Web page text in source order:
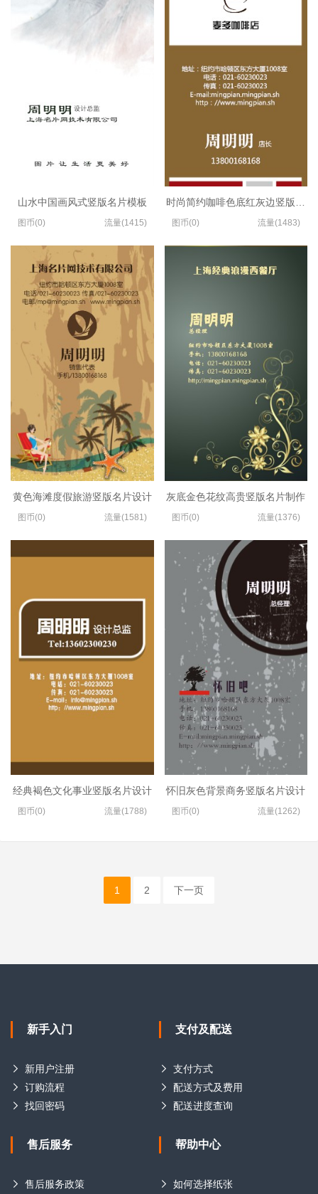
山水中国画风式竖版名片模板
图币(0) 流量(1415)
黄色海滩度假旅游竖版名片设计
图币(0) 流量(1581)
经典褐色文化事业竖版名片设计
图币(0) 流量(1788)
时尚简约咖啡色底红灰边竖版名片
图币(0) 流量(1483)
灰底金色花纹高贵竖版名片制作
图币(0) 流量(1376)
怀旧灰色背景商务竖版名片设计
图币(0) 流量(1262)
1 2 下一页
新手入门
新用户注册
订购流程
找回密码
支付及配送
支付方式
配送方式及费用
配送进度查询
售后服务
售后服务政策
帮助中心
如何选择纸张